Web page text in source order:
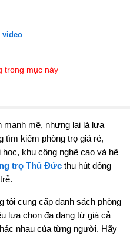
video
trong mục này
mẽ, nhưng lại là lựa
tìm kiếm phòng trọ giá rẻ,
khu công nghệ cao và hệ
trọ Thủ Đức thu hút đông
tôi cung cấp danh sách phòng
lựa chọn đa dạng từ giá cả
nhau của từng người. Hãy